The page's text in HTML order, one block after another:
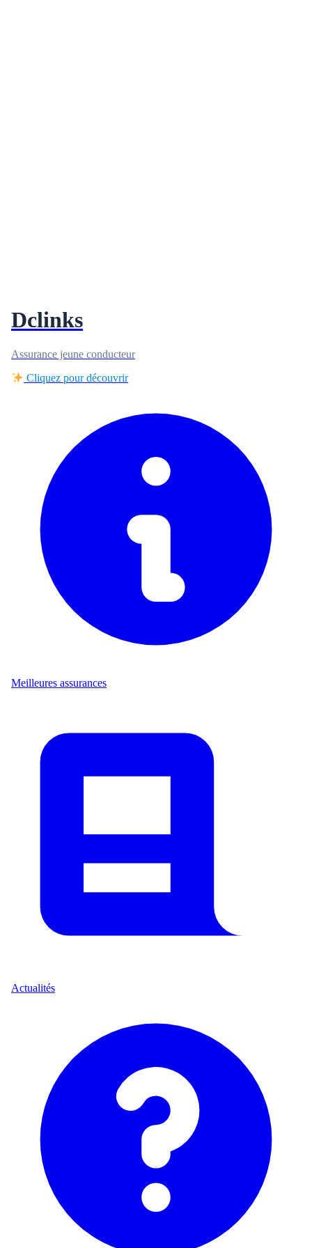
Dclinks
Assurance jeune conducteur
Cliquez pour découvrir
Meilleures assurances
Actualités